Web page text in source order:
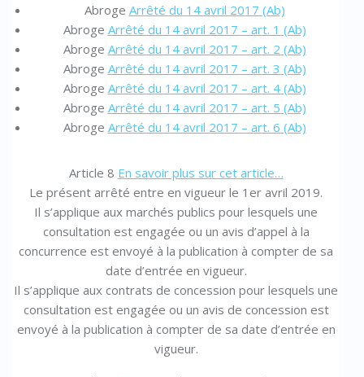
Abroge Arrêté du 14 avril 2017 (Ab)
Abroge Arrêté du 14 avril 2017 – art. 1 (Ab)
Abroge Arrêté du 14 avril 2017 – art. 2 (Ab)
Abroge Arrêté du 14 avril 2017 – art. 3 (Ab)
Abroge Arrêté du 14 avril 2017 – art. 4 (Ab)
Abroge Arrêté du 14 avril 2017 – art. 5 (Ab)
Abroge Arrêté du 14 avril 2017 – art. 6 (Ab)
Article 8 En savoir plus sur cet article…
Le présent arrêté entre en vigueur le 1er avril 2019.
Il s’applique aux marchés publics pour lesquels une
consultation est engagée ou un avis d’appel à la
concurrence est envoyé à la publication à compter de sa
date d’entrée en vigueur.
Il s’applique aux contrats de concession pour lesquels une
consultation est engagée ou un avis de concession est
envoyé à la publication à compter de sa date d’entrée en
vigueur.